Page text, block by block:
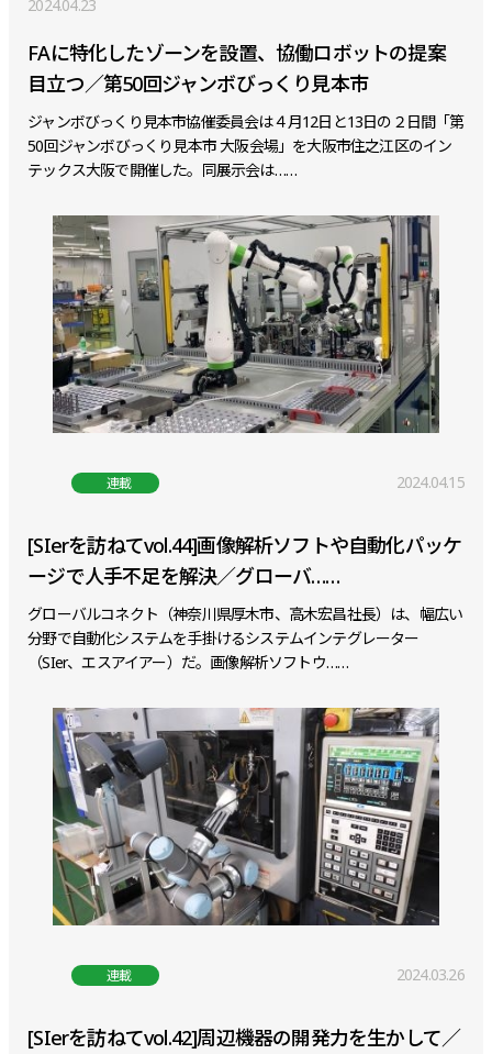
2024.04.23
FAに特化したゾーンを設置、協働ロボットの提案
目立つ／第50回ジャンボびっくり見本市
ジャンボびっくり見本市協催委員会は４月12日と13日の２日間「第
50回ジャンボびっくり見本市 大阪会場」を大阪市住之江区のイン
テックス大阪で開催した。同展示会は……
連載 2024.04.15
[SIerを訪ねてvol.44]画像解析ソフトや自動化パッケ
ージで人手不足を解決／グローバ……
グローバルコネクト（神奈川県厚木市、高木宏昌社長）は、幅広い
分野で自動化システムを手掛けるシステムインテグレーター
（SIer、エスアイアー）だ。画像解析ソフトウ……
連載 2024.03.26
[SIerを訪ねてvol.42]周辺機器の開発力を生かして／